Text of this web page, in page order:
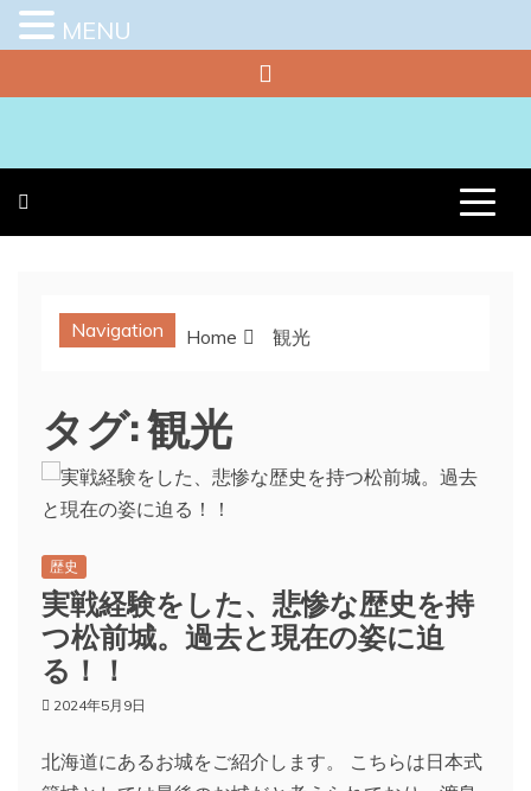
to
Navigation Home 観光
タグ:観光
歴史
実戦経験をした、悲惨な歴史を持
つ松前城。過去と現在の姿に迫
る！！
2024年5月9日
北海道にあるお城をご紹介します。 こちらは日本式
MENU